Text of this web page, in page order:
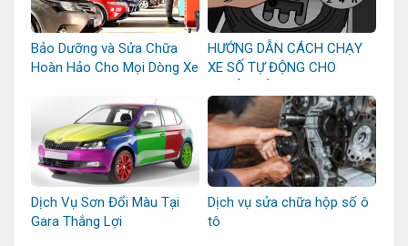
Bảo Dưỡng và Sửa Chữa
Hoàn Hảo Cho Mọi Dòng Xe
HƯỚNG DẪN CÁCH CHẠY
XE SỐ TỰ ĐỘNG CHO
Dịch Vụ Sơn Đổi Màu Tại
Gara Thắng Lợi
Dịch vụ sửa chữa hộp số ô
tô